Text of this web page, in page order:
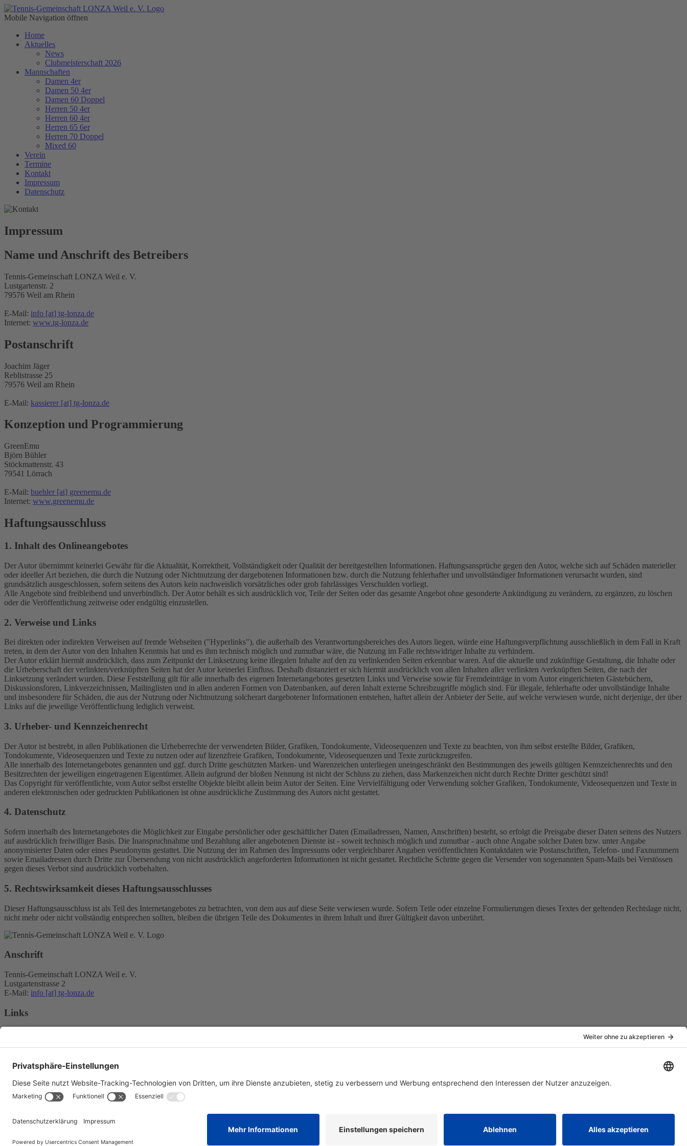
Mobile Navigation öffnen
Home
Aktuelles
News
Clubmeisterschaft 2026
Mannschaften
Damen 4er
Damen 50 4er
Damen 60 Doppel
Herren 50 4er
Herren 60 4er
Herren 65 6er
Herren 70 Doppel
Mixed 60
Verein
Termine
Kontakt
Impressum
Datenschutz
Impressum
Name und Anschrift des Betreibers
Tennis-Gemeinschaft LONZA Weil e. V.
Lustgartenstr. 2
79576 Weil am Rhein
E-Mail: info [at] tg-lonza.de
Internet: www.tg-lonza.de
Postanschrift
Joachim Jäger
Reblistrasse 25
79576 Weil am Rhein
E-Mail: kassierer [at] tg-lonza.de
Konzeption und Programmierung
GreenEmu
Björn Bühler
Stöckmattenstr. 43
79541 Lörrach
E-Mail: buehler [at] greenemu.de
Internet: www.greenemu.de
Haftungsausschluss
1. Inhalt des Onlineangebotes
Der Autor übernimmt keinerlei Gewähr für die Aktualität, Korrektheit, Vollständigkeit oder Qualität der bereitgestellten Informationen. Haftungsansprüche gegen den Autor, welche sich auf Schäden materieller
oder ideeller Art beziehen, die durch die Nutzung oder Nichtnutzung der dargebotenen Informationen bzw. durch die Nutzung fehlerhafter und unvollständiger Informationen verursacht wurden, sind
grundsätzlich ausgeschlossen, sofern seitens des Autors kein nachweislich vorsätzliches oder grob fahrlässiges Verschulden vorliegt.
Alle Angebote sind freibleibend und unverbindlich. Der Autor behält es sich ausdrücklich vor, Teile der Seiten oder das gesamte Angebot ohne gesonderte Ankündigung zu verändern, zu ergänzen, zu löschen
oder die Veröffentlichung zeitweise oder endgültig einzustellen.
2. Verweise und Links
Bei direkten oder indirekten Verweisen auf fremde Webseiten ("Hyperlinks"), die außerhalb des Verantwortungsbereiches des Autors liegen, würde eine Haftungsverpflichtung ausschließlich in dem Fall in Kraft
treten, in dem der Autor von den Inhalten Kenntnis hat und es ihm technisch möglich und zumutbar wäre, die Nutzung im Falle rechtswidriger Inhalte zu verhindern.
Der Autor erklärt hiermit ausdrücklich, dass zum Zeitpunkt der Linksetzung keine illegalen Inhalte auf den zu verlinkenden Seiten erkennbar waren. Auf die aktuelle und zukünftige Gestaltung, die Inhalte oder
die Urheberschaft der verlinkten/verknüpften Seiten hat der Autor keinerlei Einfluss. Deshalb distanziert er sich hiermit ausdrücklich von allen Inhalten aller verlinkten /verknüpften Seiten, die nach der
Linksetzung verändert wurden. Diese Feststellung gilt für alle innerhalb des eigenen Internetangebotes gesetzten Links und Verweise sowie für Fremdeinträge in vom Autor eingerichteten Gästebüchern,
Diskussionsforen, Linkverzeichnissen, Mailinglisten und in allen anderen Formen von Datenbanken, auf deren Inhalt externe Schreibzugriffe möglich sind. Für illegale, fehlerhafte oder unvollständige Inhalte
und insbesondere für Schäden, die aus der Nutzung oder Nichtnutzung solcherart dargebotener Informationen entstehen, haftet allein der Anbieter der Seite, auf welche verwiesen wurde, nicht derjenige, der über
Links auf die jeweilige Veröffentlichung lediglich verweist.
3. Urheber- und Kennzeichenrecht
Der Autor ist bestrebt, in allen Publikationen die Urheberrechte der verwendeten Bilder, Grafiken, Tondokumente, Videosequenzen und Texte zu beachten, von ihm selbst erstellte Bilder, Grafiken,
Tondokumente, Videosequenzen und Texte zu nutzen oder auf lizenzfreie Grafiken, Tondokumente, Videosequenzen und Texte zurückzugreifen.
Alle innerhalb des Internetangebotes genannten und ggf. durch Dritte geschützten Marken- und Warenzeichen unterliegen uneingeschränkt den Bestimmungen des jeweils gültigen Kennzeichenrechts und den
Besitzrechten der jeweiligen eingetragenen Eigentümer. Allein aufgrund der bloßen Nennung ist nicht der Schluss zu ziehen, dass Markenzeichen nicht durch Rechte Dritter geschützt sind!
Das Copyright für veröffentlichte, vom Autor selbst erstellte Objekte bleibt allein beim Autor der Seiten. Eine Vervielfältigung oder Verwendung solcher Grafiken, Tondokumente, Videosequenzen und Texte in
anderen elektronischen oder gedruckten Publikationen ist ohne ausdrückliche Zustimmung des Autors nicht gestattet.
4. Datenschutz
Sofern innerhalb des Internetangebotes die Möglichkeit zur Eingabe persönlicher oder geschäftlicher Daten (Emailadressen, Namen, Anschriften) besteht, so erfolgt die Preisgabe dieser Daten seitens des Nutzers
auf ausdrücklich freiwilliger Basis. Die Inanspruchnahme und Bezahlung aller angebotenen Dienste ist - soweit technisch möglich und zumutbar - auch ohne Angabe solcher Daten bzw. unter Angabe
anonymisierter Daten oder eines Pseudonyms gestattet. Die Nutzung der im Rahmen des Impressums oder vergleichbarer Angaben veröffentlichten Kontaktdaten wie Postanschriften, Telefon- und Faxnummern
sowie Emailadressen durch Dritte zur Übersendung von nicht ausdrücklich angeforderten Informationen ist nicht gestattet. Rechtliche Schritte gegen die Versender von sogenannten Spam-Mails bei Verstössen
gegen dieses Verbot sind ausdrücklich vorbehalten.
5. Rechtswirksamkeit dieses Haftungsausschlusses
Dieser Haftungsausschluss ist als Teil des Internetangebotes zu betrachten, von dem aus auf diese Seite verwiesen wurde. Sofern Teile oder einzelne Formulierungen dieses Textes der geltenden Rechtslage nicht,
nicht mehr oder nicht vollständig entsprechen sollten, bleiben die übrigen Teile des Dokumentes in ihrem Inhalt und ihrer Gültigkeit davon unberührt.
Anschrift
Tennis-Gemeinschaft LONZA Weil e. V.
Lustgartenstrasse 2
E-Mail: info [at] tg-lonza.de
Links
Termine
Kontakt
Rechtliches
Impressum